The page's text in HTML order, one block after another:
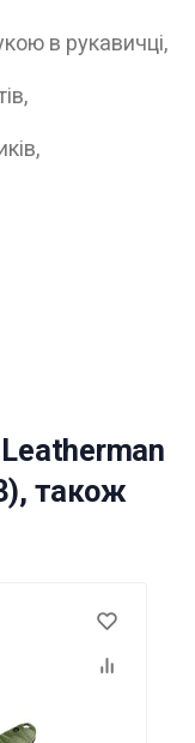
в рукавичці,
також